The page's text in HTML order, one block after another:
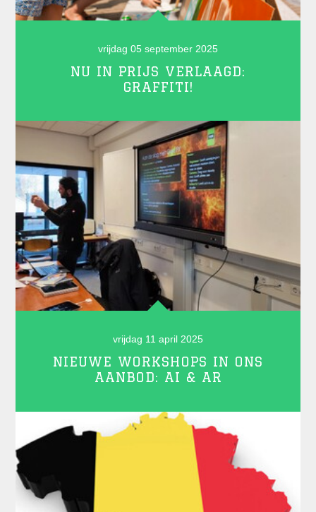
vrijdag 05 september 2025
NU IN PRIJS VERLAAGD:
GRAFFITI!
vrijdag 11 april 2025
NIEUWE WORKSHOPS IN ONS
AANBOD: AI & AR